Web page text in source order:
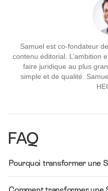
Samuel est co-fondateur
contenu éditorial. L’ambition
faire juridique au plus
simple et de qualité.
FAQ
Pourquoi transformer une